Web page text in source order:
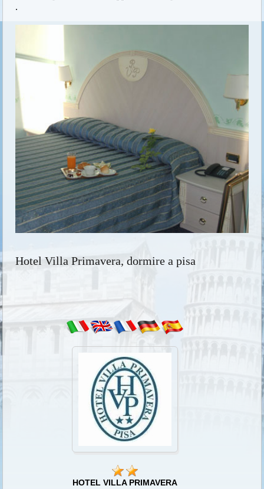
.
Hotel Villa Primavera, dormire a pisa
HOTEL VILLA PRIMAVERA